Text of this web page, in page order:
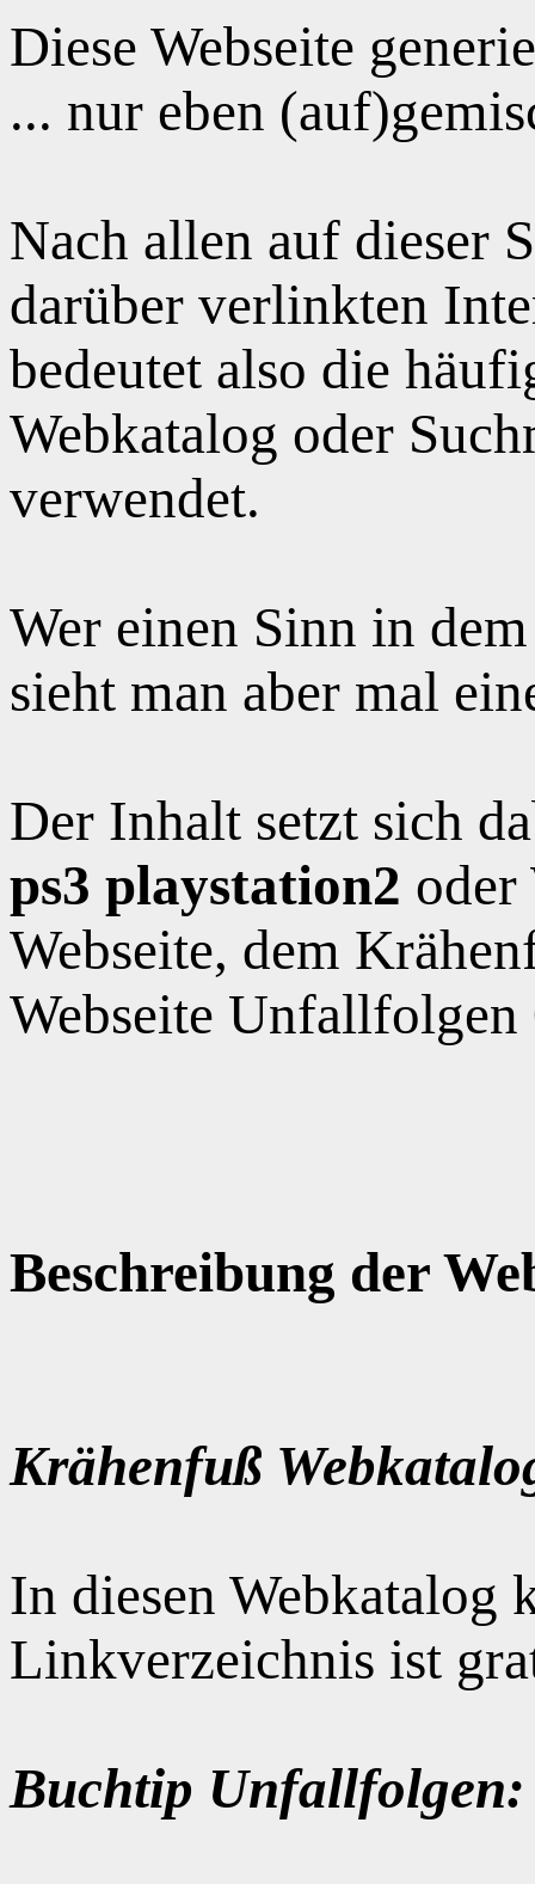
Diese Webseite
... nur eben
Nach allen auf dieser
darüber verlinkten
bedeutet also die
Webkatalog oder
verwendet.
Wer einen Sinn in
sieht man aber mal
Der Inhalt setzt sich
ps3 playstation2 oder
Webseite, dem
Webseite
Beschreibung der
Krähenfuß
In diesen Webkatalog
Linkverzeichnis ist
Buchtip Unfallfolgen: